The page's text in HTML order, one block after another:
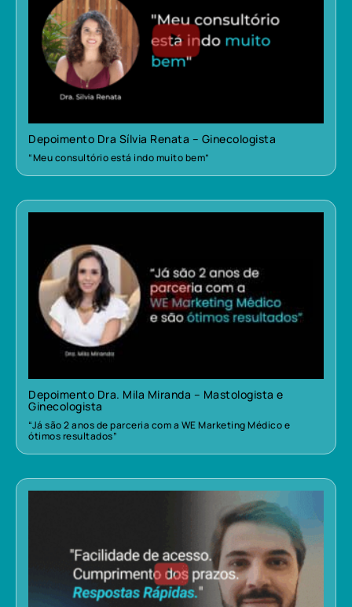
Depoimento Dra Sílvia Renata – Ginecologista
“Meu consultório está indo muito bem”
Depoimento Dra. Mila Miranda – Mastologista e
Ginecologista
“Já são 2 anos de parceria com a WE Marketing Médico e
ótimos resultados”